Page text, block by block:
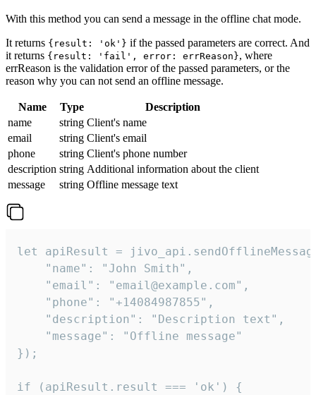
With this method you can send a message in the offline chat mode.
It returns {result: 'ok'} if the passed parameters are correct. And
it returns {result: 'fail', error: errReason}, where
errReason is the validation error of the passed parameters, or the
reason why you can not send an offline message.
Name Type
Description
name
string Client's name
email
string Client's email
phone
string Client's phone number
description string Additional information about the client
message
string Offline message text
let apiResult =
    "name": "John Smith",
    "email": "email@example.com",
    "phone": "+14084987855",
    "description": "Description text",
    "message": "Offline message"
});
if (apiResult.result === 'ok') {